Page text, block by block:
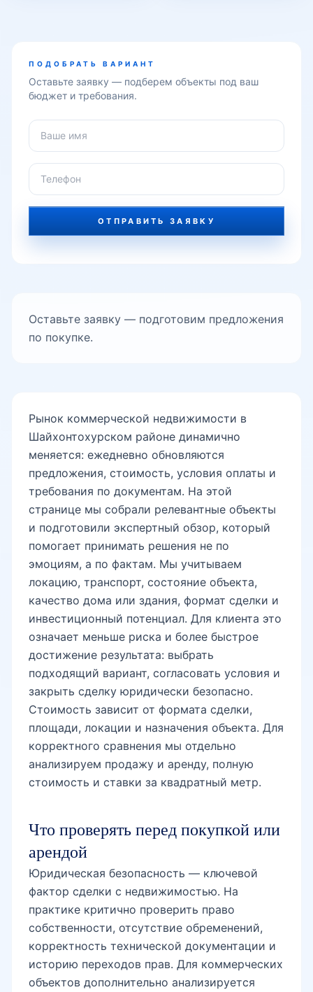
Анхор
Цирк
Кукельдаш
Урда
Алишер Навои
ПОДОБРАТЬ ВАРИАНТ
Оставьте заявку — подберем объекты под ваш
бюджет и требования.
ОТПРАВИТЬ ЗАЯВКУ
Оставьте заявку — подготовим предложения
по покупке.
Рынок коммерческой недвижимости в
Шайхонтохурском районе динамично
меняется: ежедневно обновляются
предложения, стоимость, условия оплаты и
требования по документам. На этой
странице мы собрали релевантные объекты
и подготовили экспертный обзор, который
помогает принимать решения не по
эмоциям, а по фактам. Мы учитываем
локацию, транспорт, состояние объекта,
качество дома или здания, формат сделки и
инвестиционный потенциал. Для клиента это
означает меньше риска и более быстрое
достижение результата: выбрать
подходящий вариант, согласовать условия и
закрыть сделку юридически безопасно.
Стоимость зависит от формата сделки,
площади, локации и назначения объекта. Для
корректного сравнения мы отдельно
анализируем продажу и аренду, полную
стоимость и ставки за квадратный метр.
Что проверять перед покупкой или
арендой
Юридическая безопасность — ключевой
фактор сделки с недвижимостью. На
практике критично проверить право
собственности, отсутствие обременений,
корректность технической документации и
историю переходов прав. Для коммерческих
объектов дополнительно анализируется